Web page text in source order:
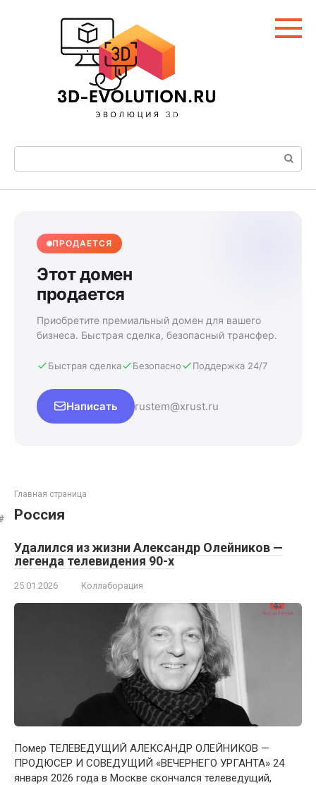
Поиск:
ПРОДАЕТСЯ
Этот домен
продается
Приобретите премиальный домен для вашего
бизнеса. Быстрая сделка, безопасный трансфер.
Быстрая сделка Безопасно Поддержка 24/7
Написать rustem@xrust.ru
Главная страница
Россия
Удалился из жизни Александр Олейников —
легенда телевидения 90-х
25.01.2026 Коллаборация
Помер ТЕЛЕВЕДУЩИЙ АЛЕКСАНДР ОЛЕЙНИКОВ —
ПРОДЮСЕР И СОВЕДУЩИЙ «ВЕЧЕРНЕГО УРГАНТА» 24
января 2026 года в Москве скончался телеведущий,